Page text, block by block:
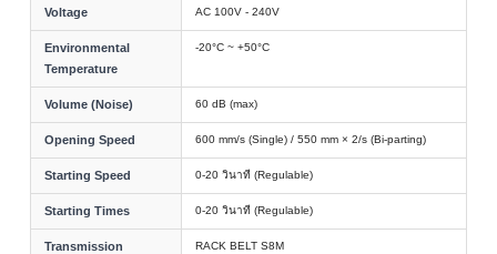
Voltage AC 100V - 240V
Environmental
Temperature
-20°C ~ +50°C
Volume (Noise) 60 dB (max)
Opening Speed 600 mm/s (Single) / 550 mm × 2/s (Bi-parting)
Starting Speed 0-20 วินาที (Regulable)
Starting Times 0-20 วินาที (Regulable)
Transmission RACK BELT S8M